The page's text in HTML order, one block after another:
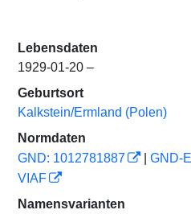
Lebensdaten
1929-01-20 –
Geburtsort
Kalkstein/Ermland (Polen)
Normdaten
GND: 1012781887
GND-
VIAF
Namensvarianten